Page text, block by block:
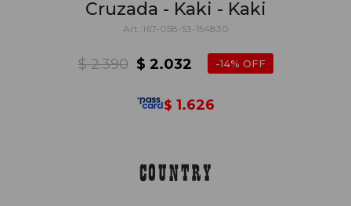
Cruzada - Kaki - Kaki
167-058-53-154830
$ 2.032
$ 2.390 14
$ 1.626